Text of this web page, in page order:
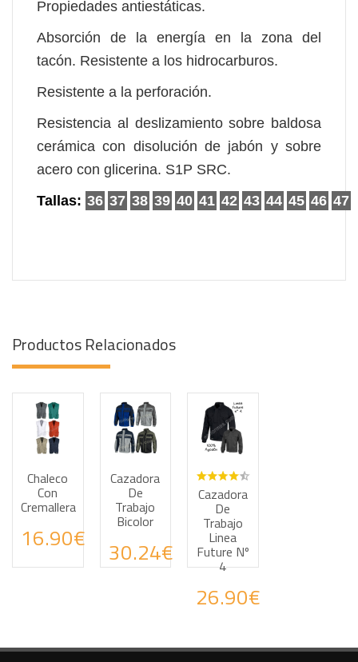
Propiedades antiestáticas.
Absorción de la energía en la zona del
tacón. Resistente a los hidrocarburos.
Resistente a la perforación.
Resistencia al deslizamiento sobre baldosa
cerámica con disolución de jabón y sobre
acero con glicerina. S1P SRC.
Tallas: 36 37 38 39 40 41 42 43 44 45 46 47
Productos Relacionados
Chaleco
Con
Cremallera
16.90€
Haz tus consultas por WhatsApp
Cazadora
De
Trabajo
Bicolor
30.24€
Haz tus consultas por WhatsApp
Cazadora
De
Trabajo
Linea
Future Nº
4
26.90€
Haz tus consultas por